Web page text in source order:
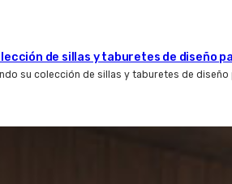
de sillas y taburetes de diseño
su colección de sillas y taburetes de